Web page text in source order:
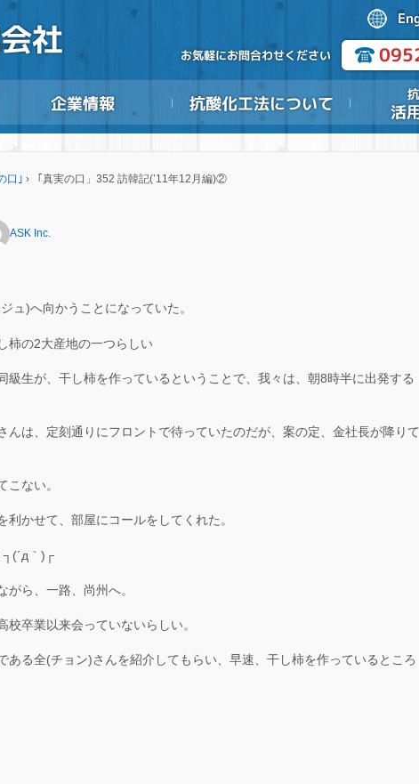
口｣ › 「真実の口」352 訪韓記(’11年12月編)②
ASK Inc.
ュ)へ向かうことになっていた。
柿の2大産地の一つらしい
級生が、干し柿を作っているということで、我々は、朝8時半に出発する
んは、定刻通りにフロントで待っていたのだが、案の定、金社長が降りて
こない。
利かせて、部屋にコールをしてくれた。
┐(´д｀)┌
ら、一路、尚州へ。
卒業以来会っていないらしい。
ある全(チョン)さんを紹介してもらい、早速、干し柿を作っているところ